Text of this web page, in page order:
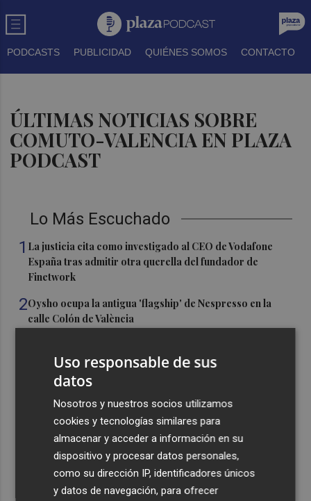
PODCASTS PUBLICIDAD QUIÉNES SOMOS CONTACTO
ÚLTIMAS NOTICIAS SOBRE
COMUTO-VALENCIA EN PLAZA
PODCAST
Lo Más Escuchado
1 La justicia cita como investigado al CEO de Vodafone
España tras admitir otra querella del fundador de
Finetwork
2Oysho ocupa la antigua 'flagship' de Nespresso en la
calle Colón de València
la atención al nacimiento
El proyecto 'Gramola' evalúa estrategias sostenibles
para reducir las alteraciones internas de la granada
mollar de Elche
El talento murciano conquista Cimeria: Dagnino ilustra
'Aguas peligrosas' de Conan el Bárbaro
Uso responsable de sus
datos
Nosotros y nuestros socios utilizamos
cookies y tecnologías similares para
almacenar y acceder a información en su
dispositivo y procesar datos personales,
como su dirección IP, identificadores únicos
y datos de navegación, para ofrecer